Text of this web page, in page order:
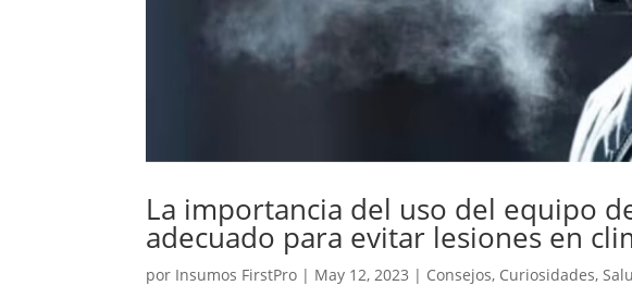
La importancia del uso del equipo
adecuado para evitar lesiones en
por Insumos FirstPro | May 12, 2023 | Consejos, Curiosidades,